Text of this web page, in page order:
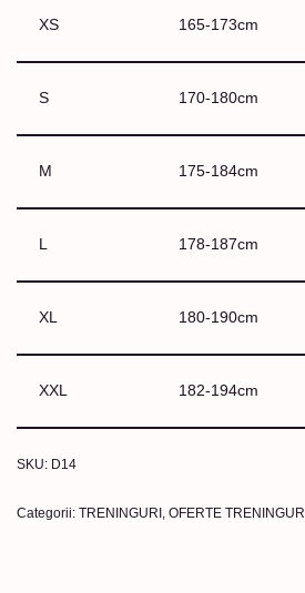
XS 165-173cm
S 170-180cm
M 175-184cm
L 178-187cm
XL 180-190cm
XXL 182-194cm
SKU: D14
Categorii: TRENINGURI , OFERTE TRENINGURI